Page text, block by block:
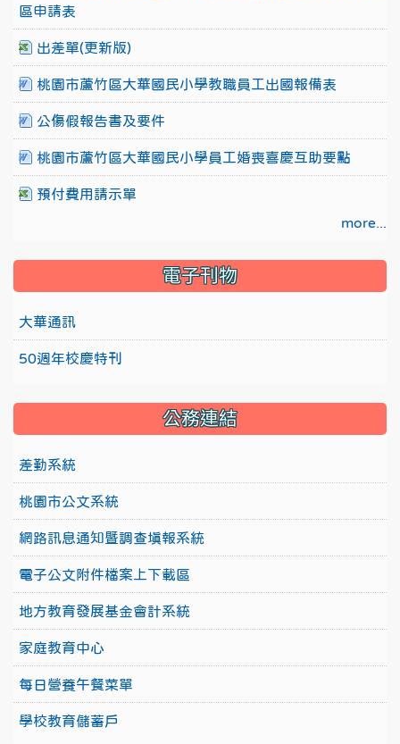
區申請表
出差單(更新版)
桃園市蘆竹區大華國民小學教職員工出國報備表
公傷假報告書及要件
桃園市蘆竹區大華國民小學員工婚喪喜慶互助要點
預付費用請示單
more...
電子刊物
大華通訊
50週年校慶特刊
公務連結
差勤系統
桃園市公文系統
網路訊息通知暨調查填報系統
電子公文附件檔案上下載區
地方教育發展基金會計系統
家庭教育中心
每日營養午餐菜單
學校教育儲蓄戶